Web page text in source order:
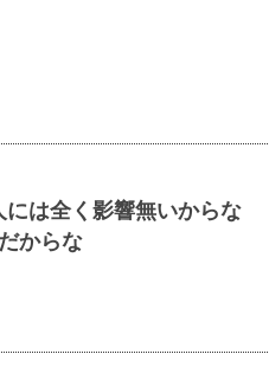
は全く影響無いからな
からな